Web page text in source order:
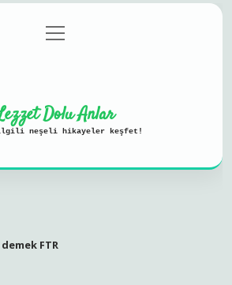
Gizlilik Politikası
menüyü
aç
Dolu Anlar
neşeli hikayeler keşfet!
FTR